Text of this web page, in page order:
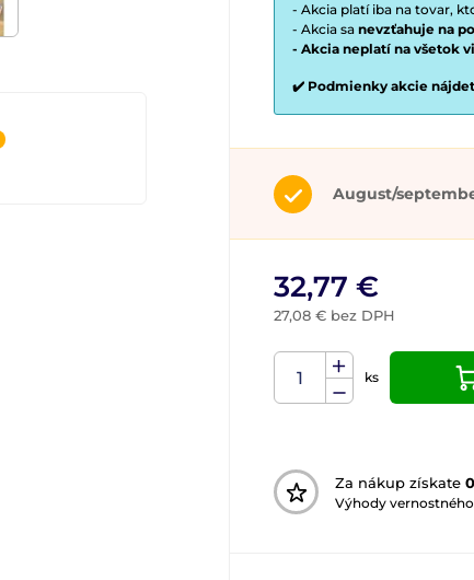
- Akcia platí iba na tovar,
- Akcia sa nevzťahuje na
- Akcia neplatí na všetok
✔️ Podmienky akcie
August/
32,77 €
27,08 € bez DPH
ks
Za nákup získate
Výhody